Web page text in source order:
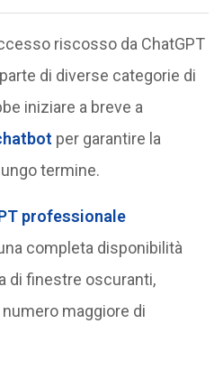
riscosso da ChatGPT
di diverse categorie di
iniziare a breve a
per garantire la
termine.
professionale
completa disponibilità
di finestre oscuranti,
maggiore di